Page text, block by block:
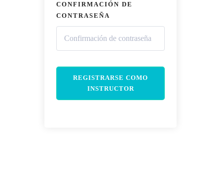
CONFIRMACIÓN DE
CONTRASEÑA
REGISTRARSE COMO
INSTRUCTOR